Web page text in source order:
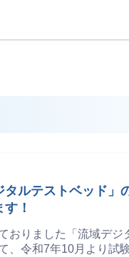
タルテストベッド」
！
おりました「流域デジ
、令和7年10月より試